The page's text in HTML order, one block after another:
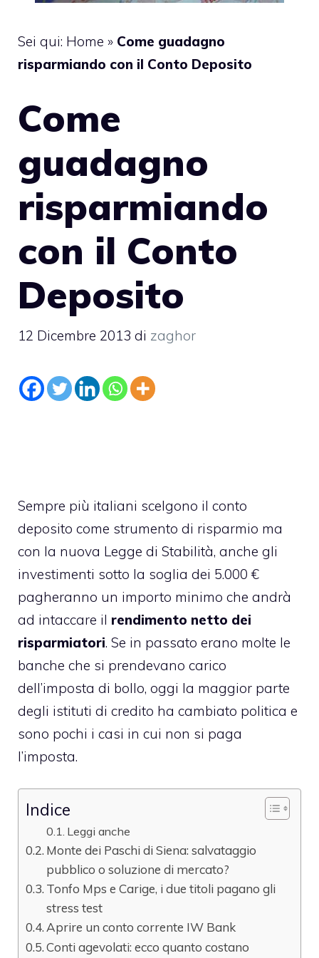
Sei qui: Home » Come guadagno
risparmiando con il Conto Deposito
Come
guadagno
risparmiando
con il Conto
Deposito
12 Dicembre 2013 di zaghor
Sempre più italiani scelgono il conto
deposito come strumento di risparmio ma
con la nuova Legge di Stabilità, anche gli
investimenti sotto la soglia dei 5.000 €
pagheranno un importo minimo che andrà
ad intaccare il rendimento netto dei
risparmiatori. Se in passato erano molte le
banche che si prendevano carico
dell’imposta di bollo, oggi la maggior parte
degli istituti di credito ha cambiato politica e
sono pochi i casi in cui non si paga
l’imposta.
Indice
Leggi anche
Monte dei Paschi di Siena: salvataggio
pubblico o soluzione di mercato?
Tonfo Mps e Carige, i due titoli pagano gli
stress test
Aprire un conto corrente IW Bank
Conti agevolati: ecco quanto costano